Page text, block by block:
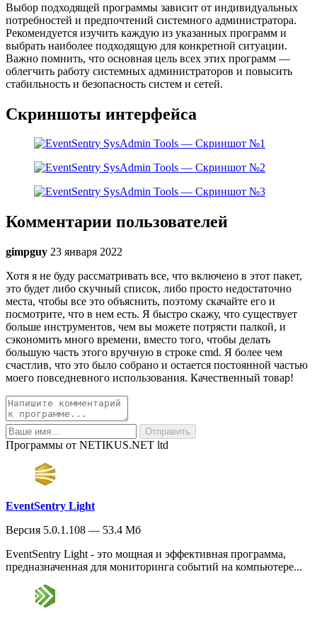
Выбор подходящей программы зависит от индивидуальных
потребностей и предпочтений системного администратора.
Рекомендуется изучить каждую из указанных программ и
выбрать наиболее подходящую для конкретной ситуации.
Важно помнить, что основная цель всех этих программ —
облегчить работу системных администраторов и повысить
стабильность и безопасность систем и сетей.
Скриншоты интерфейса
Комментарии пользователей
gimpguy 23 января 2022
Хотя я не буду рассматривать все, что включено в этот пакет,
это будет либо скучный список, либо просто недостаточно
места, чтобы все это объяснить, поэтому скачайте его и
посмотрите, что в нем есть. Я быстро скажу, что существует
больше инструментов, чем вы можете потрясти палкой, и
сэкономить много времени, вместо того, чтобы делать
большую часть этого вручную в строке cmd. Я более чем
счастлив, что это было собрано и остается постоянной частью
моего повседневного использования. Качественный товар!
Программы от NETIKUS.NET ltd
EventSentry Light
Версия 5.0.1.108 — 53.4 Мб
EventSentry Light - это мощная и эффективная программа,
предназначенная для мониторинга событий на компьютере...